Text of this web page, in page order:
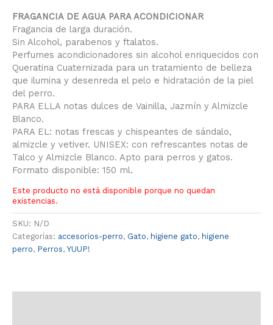
FRAGANCIA DE AGUA PARA ACONDICIONAR
Fragancia de larga duración.
Sin Alcohol, parabenos y ftalatos.
Perfumes acondicionadores sin alcohol enriquecidos con
Queratina Cuaternizada para un tratamiento de belleza
que ilumina y desenreda el pelo e hidratación de la piel
del perro.
PARA ELLA notas dulces de Vainilla, Jazmín y Almizcle
Blanco.
PARA EL: notas frescas y chispeantes de sándalo,
almizcle y vetiver. UNISEX: con refrescantes notas de
Talco y Almizcle Blanco. Apto para perros y gatos.
Formato disponible: 150 ml.
Este producto no está disponible porque no quedan
existencias.
SKU: N/D
Categorías: accesorios-perro, Gato, higiene gato, higiene
perro, Perros, YUUP!